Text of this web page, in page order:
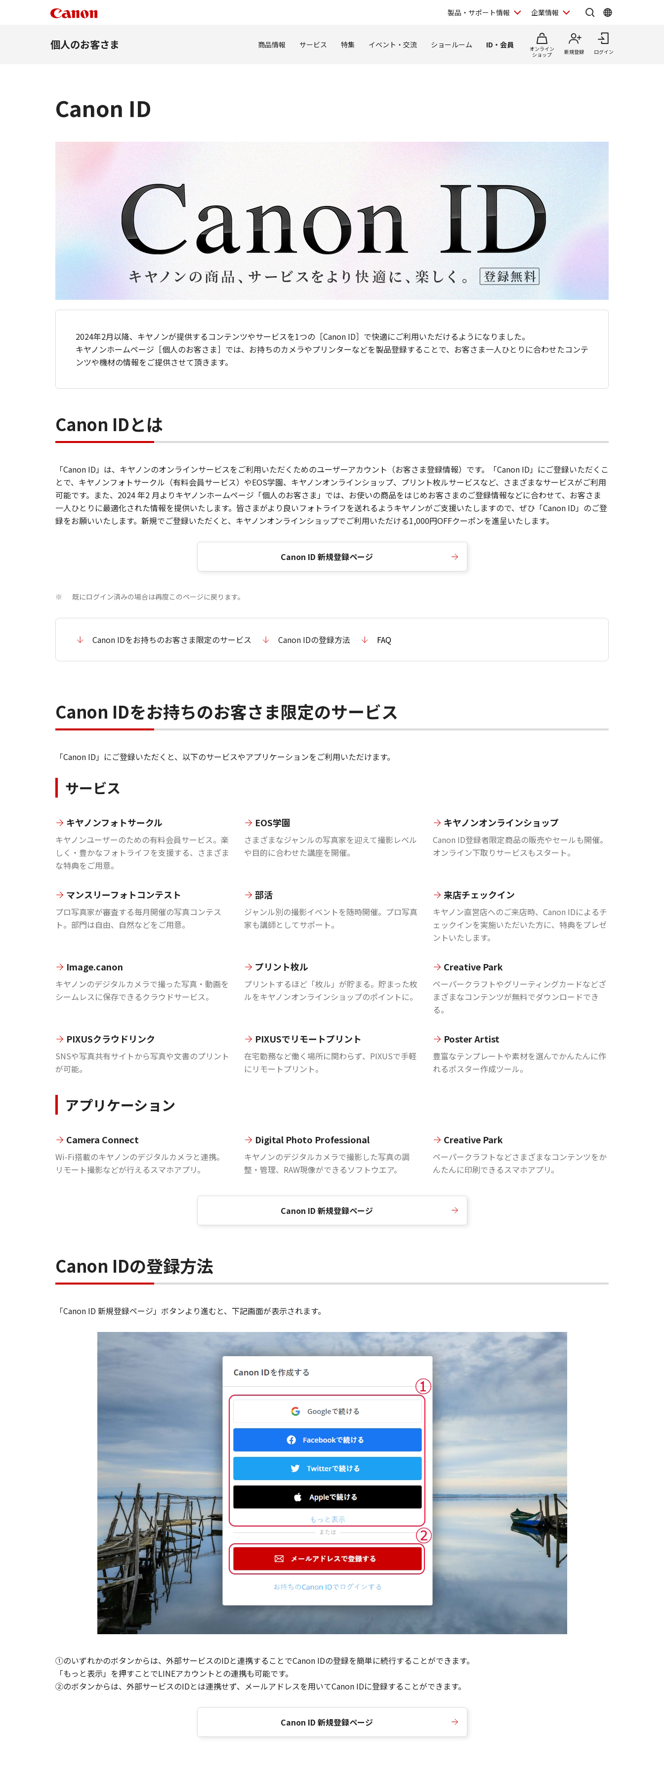
製品・サポート情報 企業情報
個人のお客さま 商品情報 サービス 特集 イベント・交流 ショールーム ID・会員
オンライン
ショップ
新規登録 ログイン
Canon ID
2024年2月以降、キヤノンが提供するコンテンツやサービスを1つの［Canon ID］で快適にご利用いただけるようになりました。
キヤノンホームページ［個人のお客さま］では、お持ちのカメラやプリンターなどを製品登録することで、お客さま一人ひとりに合わせたコンテ
ンツや機材の情報をご提供させて頂きます。
Canon IDとは
「Canon ID」は、キヤノンのオンラインサービスをご利用いただくためのユーザーアカウント（お客さま登録情報）です。「Canon ID」にご登録いただくこ
とで、キヤノンフォトサークル（有料会員サービス）やEOS学園、キヤノンオンラインショップ、プリント枚ルサービスなど、さまざまなサービスがご利用
可能です。また、2024 年2 月よりキヤノンホームページ「個人のお客さま」では、お使いの商品をはじめお客さまのご登録情報などに合わせて、お客さま
一人ひとりに最適化された情報を提供いたします。皆さまがより良いフォトライフを送れるようキヤノンがご支援いたしますので、ぜひ「Canon ID」のご登
録をお願いいたします。新規でご登録いただくと、キヤノンオンラインショップでご利用いただける1,000円OFFクーポンを進呈いたします。
Canon ID 新規登録ページ
※ 既にログイン済みの場合は再度このページに戻ります。
Canon IDをお持ちのお客さま限定のサービス Canon IDの登録方法 FAQ
Canon IDをお持ちのお客さま限定のサービス
「Canon ID」にご登録いただくと、以下のサービスやアプリケーションをご利用いただけます。
サービス
キヤノンフォトサークル
キヤノンユーザーのための有料会員サービス。楽
しく・豊かなフォトライフを支援する、さまざま
な特典をご用意。
EOS学園
さまざまなジャンルの写真家を迎えて撮影レベル
や目的に合わせた講座を開催。
キヤノンオンラインショップ
Canon ID登録者限定商品の販売やセールも開催。
オンライン下取りサービスもスタート。
マンスリーフォトコンテスト
プロ写真家が審査する毎月開催の写真コンテス
ト。部門は自由、自然などをご用意。
部活
ジャンル別の撮影イベントを随時開催。プロ写真
家も講師としてサポート。
来店チェックイン
キヤノン直営店へのご来店時、Canon IDによるチ
ェックインを実施いただいた方に、特典をプレゼ
ントいたします。
Image.canon
キヤノンのデジタルカメラで撮った写真・動画を
シームレスに保存できるクラウドサービス。
プリント枚ル
プリントするほど「枚ル」が貯まる。貯まった枚
ルをキヤノンオンラインショップのポイントに。
Creative Park
ペーパークラフトやグリーティングカードなどざ
まざまなコンテンツが無料でダウンロードでき
る。
PIXUSクラウドリンク
SNSや写真共有サイトから写真や文書のプリント
が可能。
PIXUSでリモートプリント
在宅勤務など働く場所に関わらず、PIXUSで手軽
にリモートプリント。
Poster Artist
豊富なテンプレートや素材を選んでかんたんに作
れるポスター作成ツール。
アプリケーション
Camera Connect
Wi-Fi搭載のキヤノンのデジタルカメラと連携。
リモート撮影などが行えるスマホアプリ。
Digital Photo Professional
キヤノンのデジタルカメラで撮影した写真の調
整・管理、RAW現像ができるソフトウエア。
Creative Park
ペーパークラフトなどさまざまなコンテンツをか
んたんに印刷できるスマホアプリ。
Canon ID 新規登録ページ
Canon IDの登録方法
「Canon ID 新規登録ページ」ボタンより進むと、下記画面が表示されます。
①のいずれかのボタンからは、外部サービスのIDと連携することでCanon IDの登録を簡単に続行することができます。
「もっと表示」を押すことでLINEアカウントとの連携も可能です。
②のボタンからは、外部サービスのIDとは連携せず、メールアドレスを用いてCanon IDに登録することができます。
Canon ID 新規登録ページ